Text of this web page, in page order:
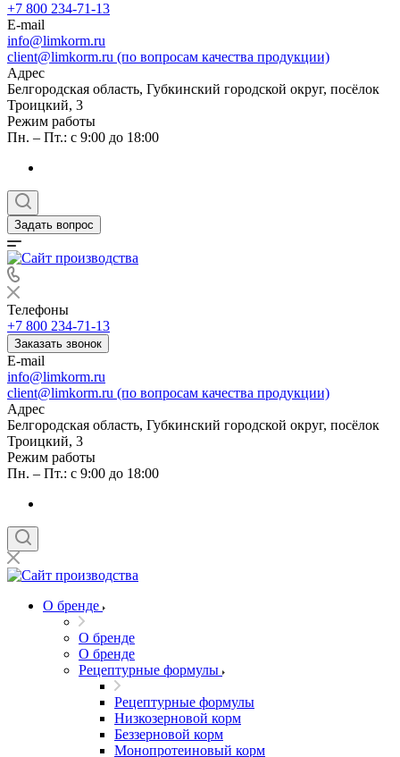
+7 800 234-71-13
E-mail
info@limkorm.ru
client@limkorm.ru (по вопросам качества продукции)
Адрес
Белгородская область, Губкинский городской округ, посёлок
Троицкий, 3
Режим работы
Пн. – Пт.: с 9:00 до 18:00
Задать вопрос
Телефоны
+7 800 234-71-13
Заказать звонок
E-mail
info@limkorm.ru
client@limkorm.ru (по вопросам качества продукции)
Адрес
Белгородская область, Губкинский городской округ, посёлок
Троицкий, 3
Режим работы
Пн. – Пт.: с 9:00 до 18:00
О бренде
О бренде
О бренде
Рецептурные формулы
Рецептурные формулы
Низкозерновой корм
Беззерновой корм
Монопротеиновый корм